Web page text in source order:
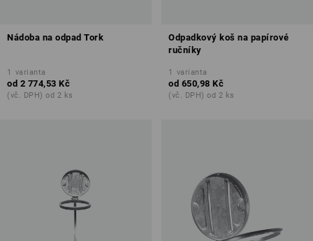
Nádoba na odpad Tork
1 varianta
od 2 774,53 Kč
(vč. DPH) od 2 ks
Odpadkový koš na papírové
ručníky
1 varianta
od 650,98 Kč
(vč. DPH) od 2 ks